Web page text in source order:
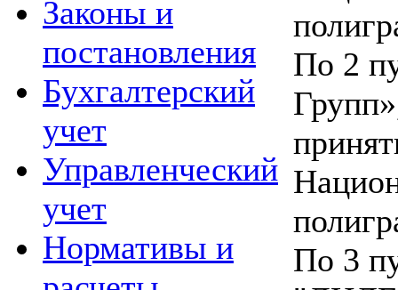
Законы и
постановления
Бухгалтерский
учет
Управленческий
учет
Нормативы и
По 2
По 3